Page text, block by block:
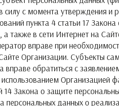
силу с момента утверждения
пункта 4 статьи 17
а также в сети Интернет на
вправе при
Организации. Субъекты
вправе обратиться с
Организацией
14 Закона о защите
персональных данных о